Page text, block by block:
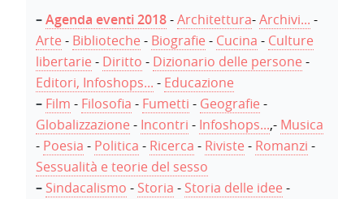
–Agenda eventi 2018-Architettura-Archivi... -
Arte - Biblioteche - Biografie - Cucina - Culture
libertarie - Diritto - Dizionario delle persone -
Editori, Infoshops... - Educazione
– Film - Filosofia - Fumetti - Geografie -
Globalizzazione - Incontri - Infoshops...,- Musica
- Poesia - Politica - Ricerca - Riviste - Romanzi -
Sessualità e teorie del sesso
– Sindacalismo - Storia - Storia delle idee -